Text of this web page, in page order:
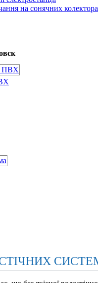
на сонячних